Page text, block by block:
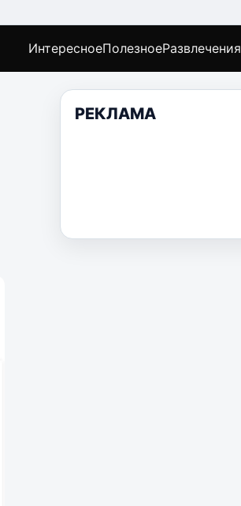
ИнтересноеПолезноеРазвлечения
РЕКЛАМА